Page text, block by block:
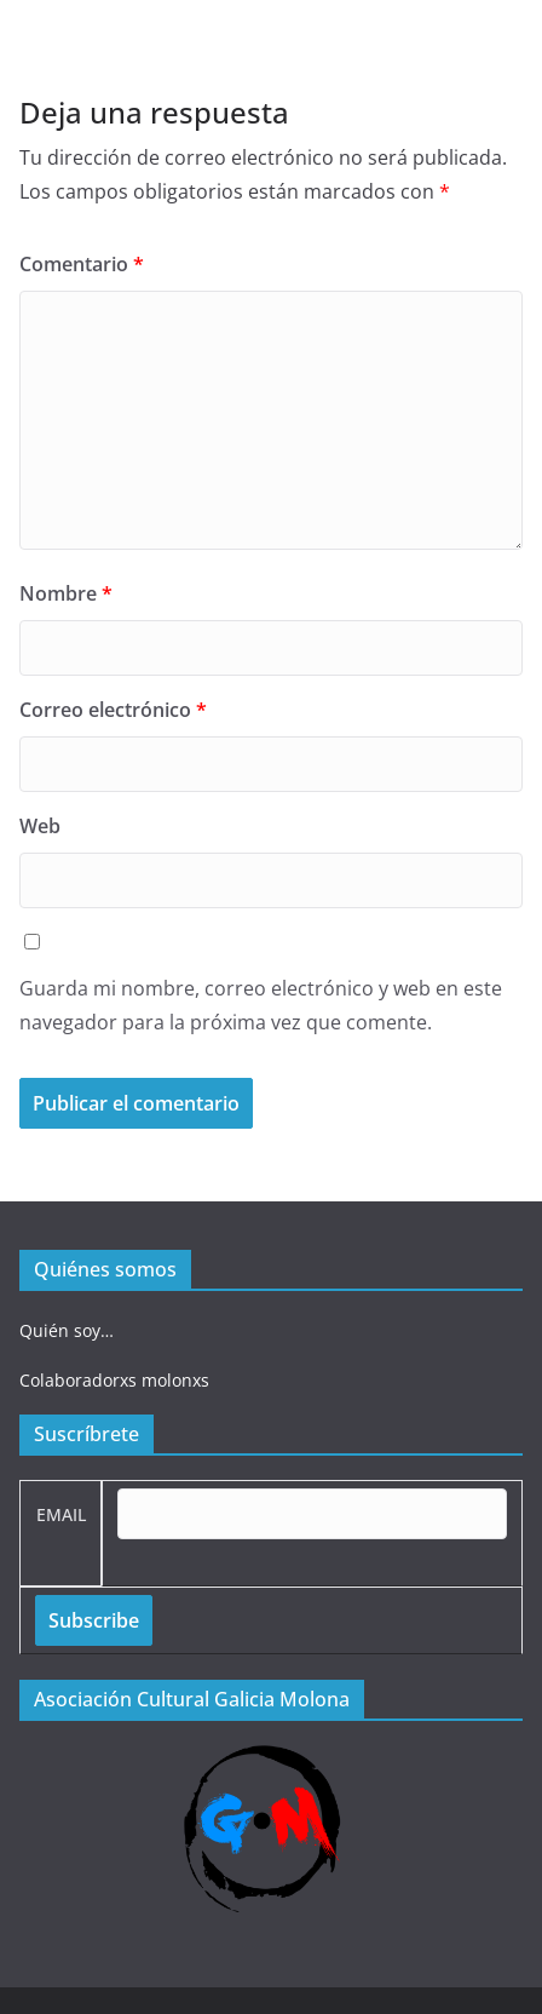
Deja una respuesta
Tu dirección de correo electrónico no será publicada.
Los campos obligatorios están marcados con *
Comentario *
Nombre*
Correo electrónico *
Web
Guarda mi nombre, correo electrónico y web en este
navegador para la próxima vez que comente.
Quiénes somos
Quién soy…
Colaboradorxs molonxs
Suscríbrete
EMAIL
Asociación Cultural Galicia Molona